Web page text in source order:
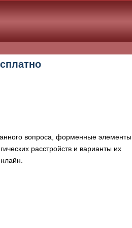
вопроса, форменные элементы
расстройств и варианты их